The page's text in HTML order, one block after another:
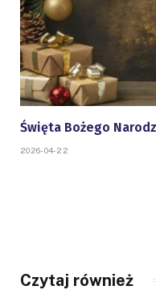
Święta Bożego
2026-04-22
Czytaj również